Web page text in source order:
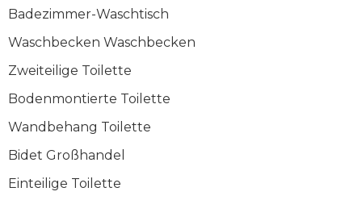
Badezimmer-Waschtisch
Waschbecken Waschbecken
Zweiteilige Toilette
Bodenmontierte Toilette
Wandbehang Toilette
Bidet Großhandel
Einteilige Toilette